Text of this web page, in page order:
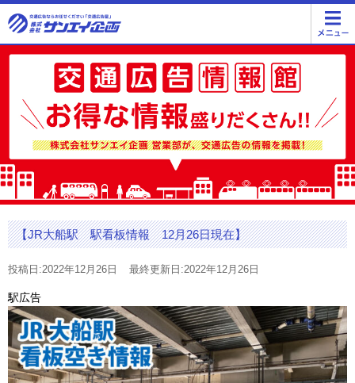
【JR大船駅 駅看板情報 12月26日現在】
投稿日:2022年12月26日 最終更新日:2022年12月26日
駅広告